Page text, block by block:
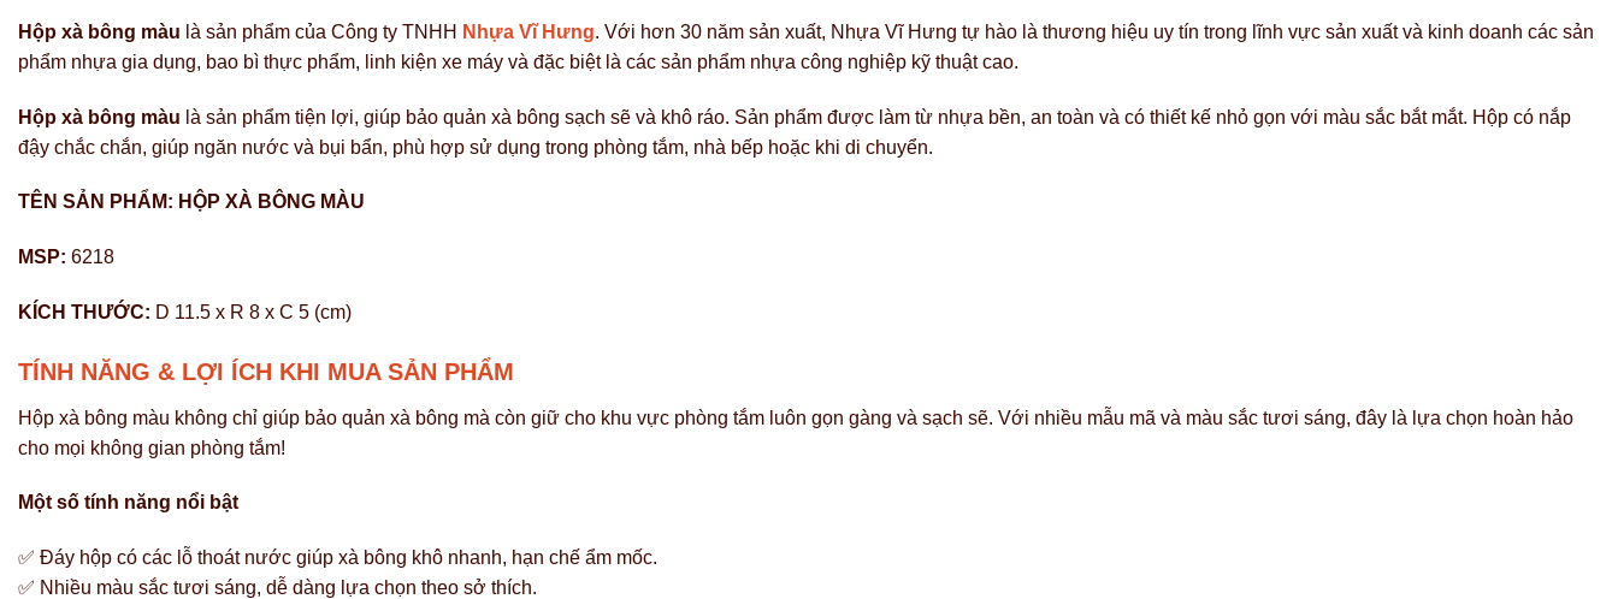
Hộp xà bông màu là sản phẩm của Công ty TNHH Nhựa Vĩ Hưng. Với hơn 30 năm sản xuất, Nhựa Vĩ Hưng tự hào là thương hiệu uy tín trong lĩnh vực sản xuất và kinh doanh các sản
phẩm nhựa gia dụng, bao bì thực phẩm, linh kiện xe máy và đặc biệt là các sản phẩm nhựa công nghiệp kỹ thuật cao.
Hộp xà bông màu là sản phẩm tiện lợi, giúp bảo quản xà bông sạch sẽ và khô ráo. Sản phẩm được làm từ nhựa bền, an toàn và có thiết kế nhỏ gọn với màu sắc bắt mắt. Hộp có nắp
đậy chắc chắn, giúp ngăn nước và bụi bẩn, phù hợp sử dụng trong phòng tắm, nhà bếp hoặc khi di chuyển.
TÊN SẢN PHẨM: HỘP XÀ BÔNG MÀU
MSP: 6218
KÍCH THƯỚC: D 11.5 x R 8 x C 5 (cm)
TÍNH NĂNG & LỢI ÍCH KHI MUA SẢN PHẨM
Hộp xà bông màu không chỉ giúp bảo quản xà bông mà còn giữ cho khu vực phòng tắm luôn gọn gàng và sạch sẽ. Với nhiều mẫu mã và màu sắc tươi sáng, đây là lựa chọn hoàn hảo
cho mọi không gian phòng tắm!
Một số tính năng nổi bật
✅ Đáy hộp có các lỗ thoát nước giúp xà bông khô nhanh, hạn chế ẩm mốc.
✅ Nhiều màu sắc tươi sáng, dễ dàng lựa chọn theo sở thích.